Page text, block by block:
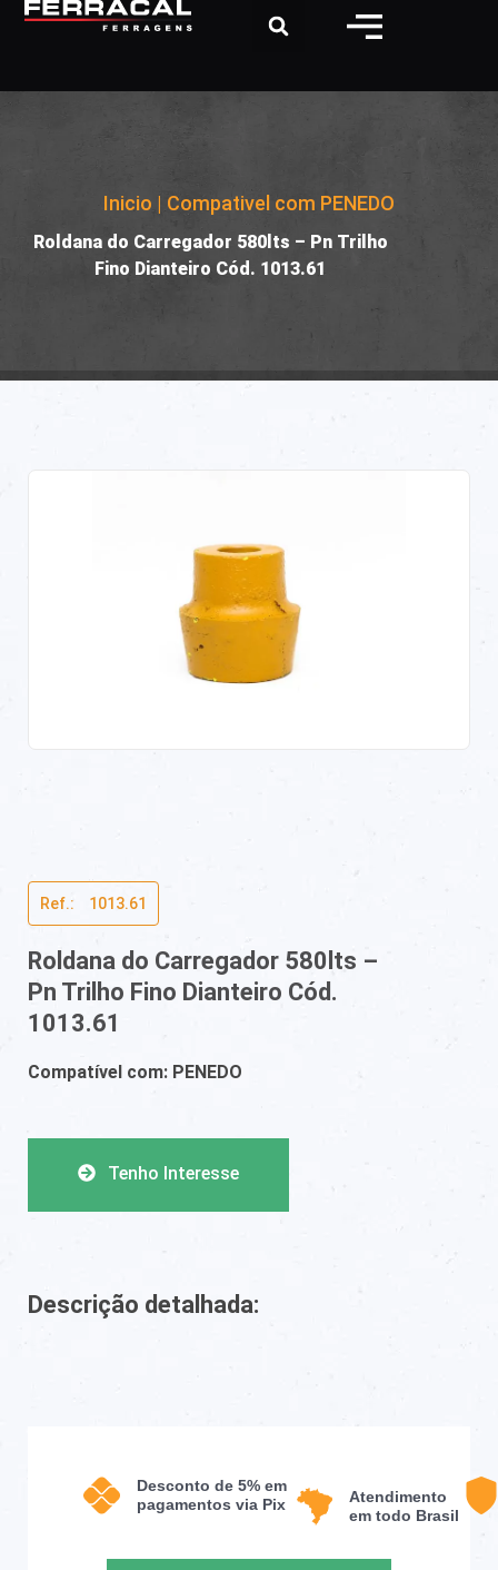
Inicio | Compativel com PENEDO
Roldana do Carregador 580lts – Pn Trilho
Fino Dianteiro Cód. 1013.61
Ref.:ﾠ1013.61
Roldana do Carregador 580lts –
Pn Trilho Fino Dianteiro Cód.
1013.61
Compatível com: PENEDO
Tenho Interesse
Descrição detalhada:
Desconto de 5% em
pagamentos via Pix
Atendimento
em todo Brasil